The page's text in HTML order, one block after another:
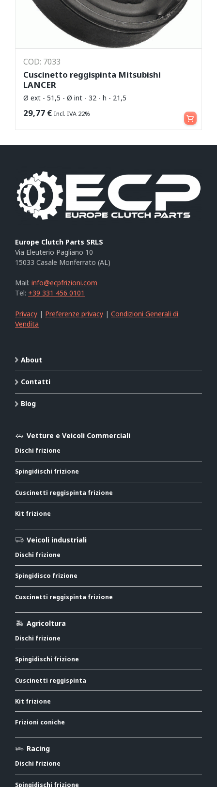
COD: 7033
Cuscinetto reggispinta Mitsubishi
LANCER
Ø ext - 51,5 - Ø int - 32 - h - 21,5
29,77 € Incl. IVA 22% Aggiungi al carrello
Europe Clutch Parts SRLS
Via Eleuterio Pagliano 10
15033 Casale Monferrato (AL)
Mail:info@ecpfrizioni.com
Tel: +39 331 456 0101
Privacy | Preferenze privacy |Condizioni Generali di
Vendita
About
Contatti
Blog
Vetture e Veicoli Commerciali
Dischi frizione
Spingidischi frizione
Cuscinetti reggispinta frizione
Kit frizione
Veicoli industriali
Dischi frizione
Spingidisco frizione
Cuscinetti reggispinta frizione
Agricoltura
Dischi frizione
Spingidischi frizione
Cuscinetti reggispinta
Kit frizione
Frizioni coniche
Racing
Dischi frizione
Spingidischi frizione